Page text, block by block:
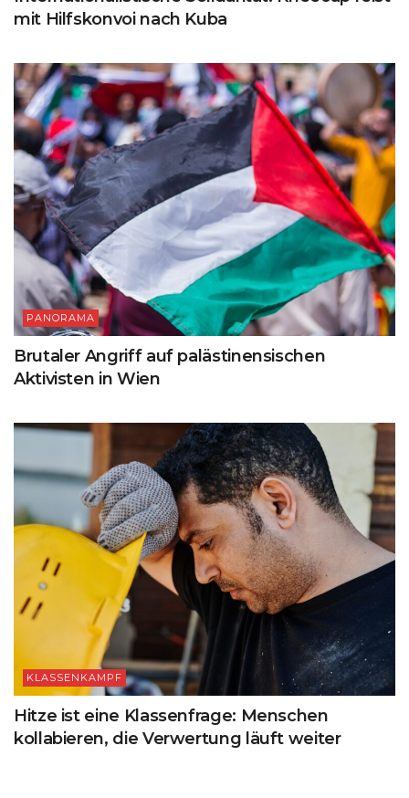
mit Hilfskonvoi nach Kuba
PANORAMA
Brutaler Angriff auf palästinensischen
Aktivisten in Wien
KLASSENKAMPF
Hitze ist eine Klassenfrage: Menschen
kollabieren, die Verwertung läuft weiter